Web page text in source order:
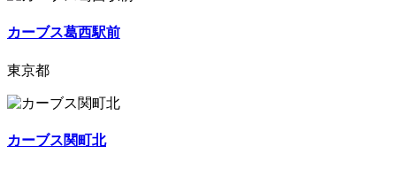
カーブス葛西駅前
東京都
カーブス関町北